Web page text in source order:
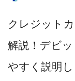
クレジット
解説！デビ
やすく説明し